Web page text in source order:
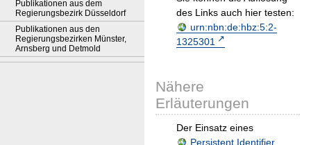
Publikationen aus dem
Regierungsbezirk Düsseldorf
Publikationen aus den
Regierungsbezirken Münster,
Arnsberg und Detmold
des Links auch hier testen:
urn:nbn:de:hbz:5:2-
1325301
Nähere
Erläuterungen
Der Einsatz eines
Persistent Identifier